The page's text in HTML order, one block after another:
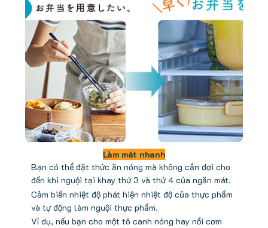
Làm mát nhanh
Bạn có thể đặt thức ăn nóng mà không cần đợi cho
đến khi nguội tại khay thứ 3 và thứ 4 của ngăn mát.
Cảm biến nhiệt độ phát hiện nhiệt độ của thực phẩm
và tự động làm nguội thực phẩm.
Ví dụ, nếu bạn cho một tô canh nóng hay nồi cơm